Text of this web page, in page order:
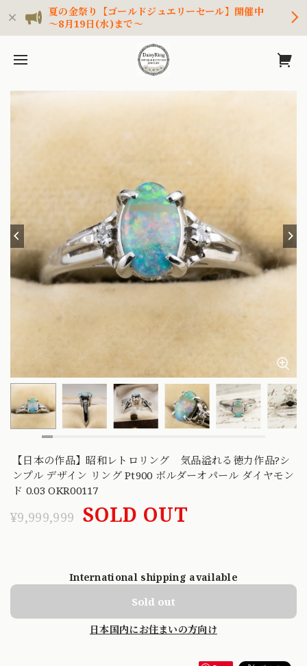
夏の金祭り【ゴールドジュエリーセール】開催中
～8月19日(水)まで～
【日本の作品】昭和レトロリング 気品溢れる徳力作品?シ
ンプル デザイン リング Pt900 ボルダーオパール ダイヤモン
ド 0.03 OKR00117
¥9,999,999 SOLD OUT
International shipping available
Sold out
日本国内にお住まいの方向け